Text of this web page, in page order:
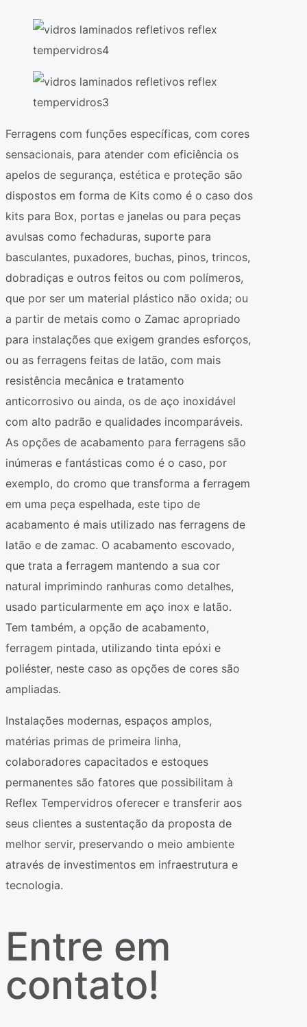
Ferragens com funções específicas, com cores
sensacionais, para atender com eficiência os
apelos de segurança, estética e proteção são
dispostos em forma de Kits como é o caso dos
kits para Box, portas e janelas ou para peças
avulsas como fechaduras, suporte para
basculantes, puxadores, buchas, pinos, trincos,
dobradiças e outros feitos ou com polímeros,
que por ser um material plástico não oxida; ou
a partir de metais como o Zamac apropriado
para instalações que exigem grandes esforços,
ou as ferragens feitas de latão, com mais
resistência mecânica e tratamento
anticorrosivo ou ainda, os de aço inoxidável
com alto padrão e qualidades incomparáveis.
As opções de acabamento para ferragens são
inúmeras e fantásticas como é o caso, por
exemplo, do cromo que transforma a ferragem
em uma peça espelhada, este tipo de
acabamento é mais utilizado nas ferragens de
latão e de zamac. O acabamento escovado,
que trata a ferragem mantendo a sua cor
natural imprimindo ranhuras como detalhes,
usado particularmente em aço inox e latão.
Tem também, a opção de acabamento,
ferragem pintada, utilizando tinta epóxi e
poliéster, neste caso as opções de cores são
ampliadas.
Instalações modernas, espaços amplos,
matérias primas de primeira linha,
colaboradores capacitados e estoques
permanentes são fatores que possibilitam à
Reflex Tempervidros oferecer e transferir aos
seus clientes a sustentação da proposta de
melhor servir, preservando o meio ambiente
através de investimentos em infraestrutura e
tecnologia.
Entre em
contato!